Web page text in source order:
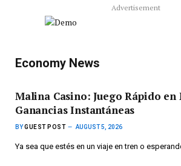
Advertisement
Economy News
Malina Casino: Juego Rápido
Ganancias Instantáneas
BYGUEST POST AUGUST 5, 2026
Ya sea que estés en un viaje en tren o